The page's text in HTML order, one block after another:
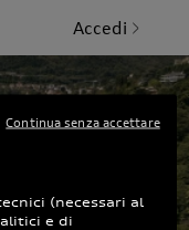
Accedi
(necessari al
e di
Continua senza accettare